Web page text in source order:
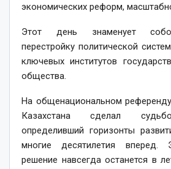
экономических реформ,
Этот день знаменует
перестройку политической
ключевых институтов
общества.
На общенациональном
Казахстана сделал
определивший горизонты
многие десятилетия вперед.
решение навсегда останется в